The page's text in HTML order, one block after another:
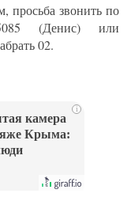
просьба звонить по
(Денис) или
02.
i
камера
Крыма:
видят...